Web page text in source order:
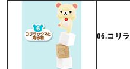
06.コリ